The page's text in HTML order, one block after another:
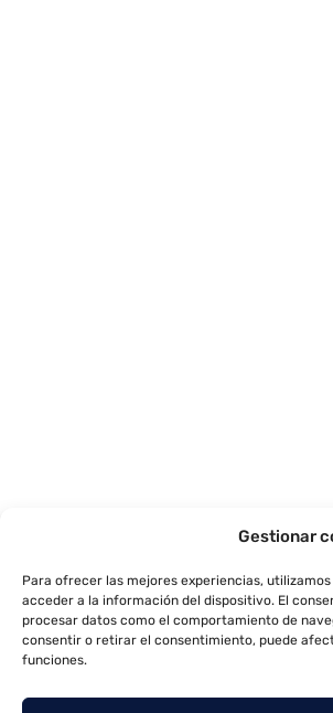
Gestionar
Para ofrecer las mejores experiencias,
acceder a la información del dispositivo. El
procesar datos como el comportamiento de
consentir o retirar el consentimiento, puede
funciones.